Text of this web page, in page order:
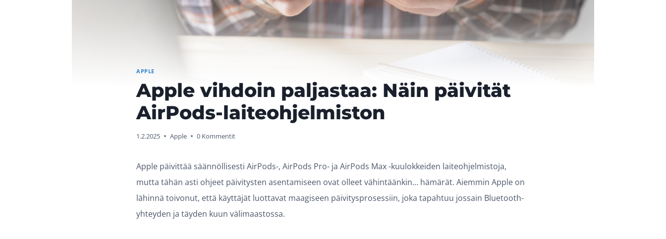
APPLE
Apple vihdoin paljastaa: Näin päivität
AirPods-laiteohjelmiston
1.2.2025 Apple 0 Kommentit
Apple päivittää säännöllisesti AirPods-, AirPods Pro- ja AirPods Max -kuulokkeiden laiteohjelmistoja,
mutta tähän asti ohjeet päivitysten asentamiseen ovat olleet vähintäänkin… hämärät. Aiemmin Apple on
lähinnä toivonut, että käyttäjät luottavat maagiseen päivitysprosessiin, joka tapahtuu jossain Bluetooth-
yhteyden ja täyden kuun välimaastossa.